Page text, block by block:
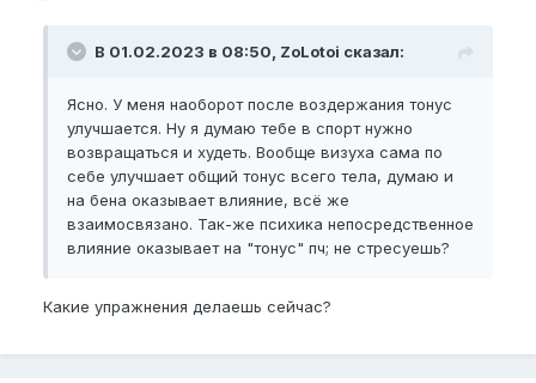
В 01.02.2023 в 08:50, ZoLotoi сказал:
Ясно. У меня наоборот после воздержания тонус
улучшается. Ну я думаю тебе в спорт нужно
возвращаться и худеть. Вообще визуха сама по
себе улучшает общий тонус всего тела, думаю и
на бена оказывает влияние, всё же
взаимосвязано. Так-же психика непосредственное
влияние оказывает на "тонус" пч; не стресуешь?
Какие упражнения делаешь сейчас?